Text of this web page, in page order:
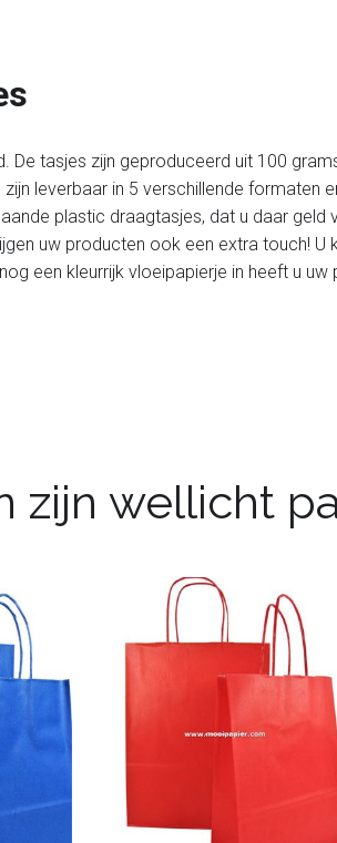
tasjes zijn geproduceerd uit 100
leverbaar in 5 verschillende formaten
plastic draagtasjes, dat u daar
uw producten ook een extra touch!
een kleurrijk vloeipapierje in heeft u
zijn wellicht